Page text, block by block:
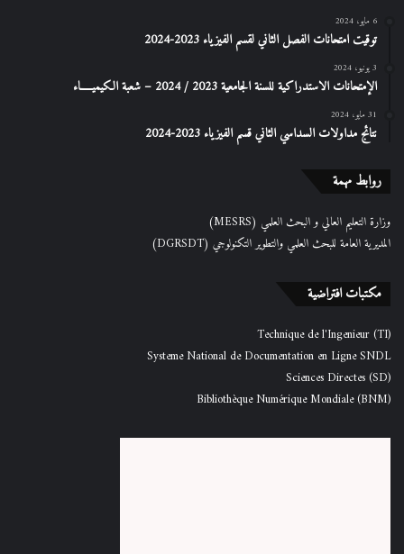
6 مايو، 2024
توقيت امتحانات الفصل الثاني لقسم الفيزياء 2023-2024
3 يونيو، 2024
الإمتحانات الاستدراكیة للسنة الجامعیة 2023 / 2024 – شعبة الكیمیـــــاء
31 مايو، 2024
نتائج مداولات السداسي الثاني قسم الفيزياء 2023-2024
روابط مهمة
وزارة التعليم العالي و البحث العلمي (MESRS)
المديرية العامة للبحث العلمي والتطوير التكنولوجي (DGRSDT)
مكتبات افتراضية
Technique de l'Ingenieur (TI)
Systeme National de Documentation en Ligne SNDL
Sciences Directes (SD)
Bibliothèque Numérique Mondiale (BNM)